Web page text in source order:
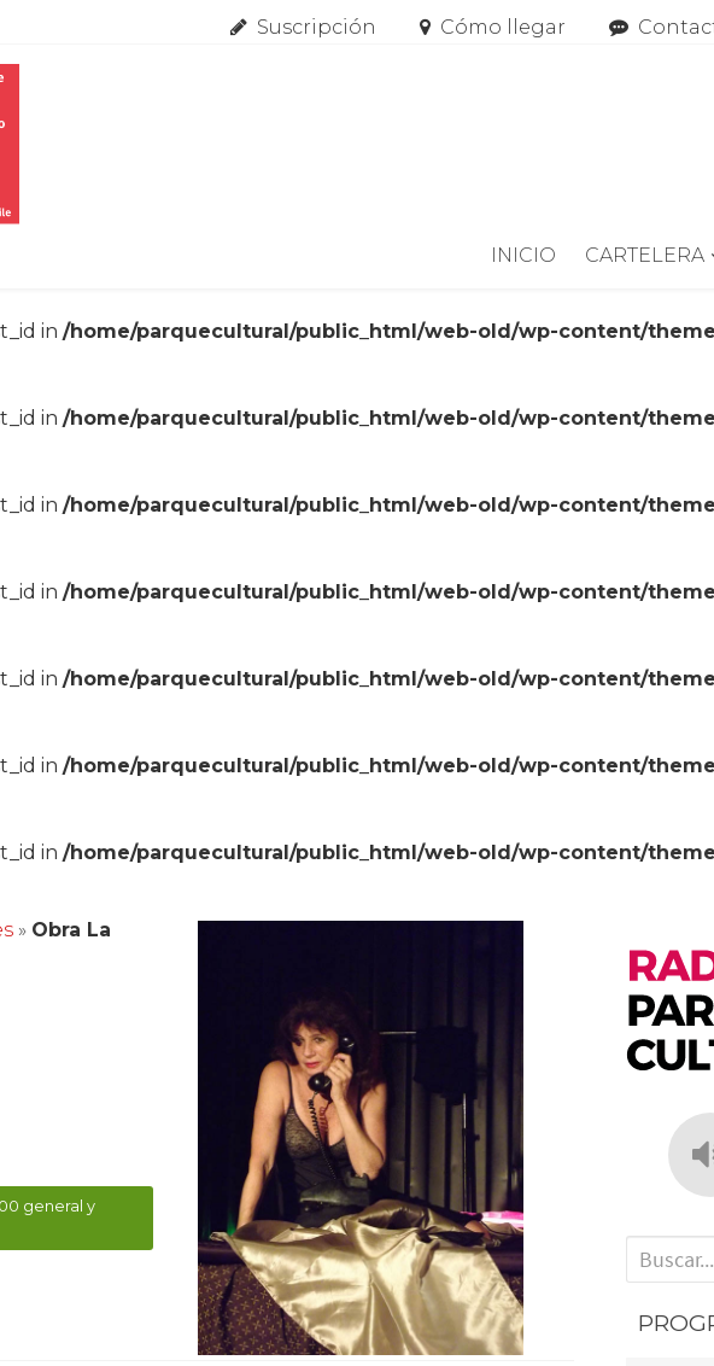
Suscripción Cómo llegar
INICIO CARTELERA
in/home/parquecultural/public_html/web-old/wp-content/
in/home/parquecultural/public_html/web-old/wp-content/
in/home/parquecultural/public_html/web-old/wp-content/
in/home/parquecultural/public_html/web-old/wp-content/
in/home/parquecultural/public_html/web-old/wp-content/
in/home/parquecultural/public_html/web-old/wp-content/
in/home/parquecultural/public_html/web-old/wp-content/
» Obra La
general y
' .